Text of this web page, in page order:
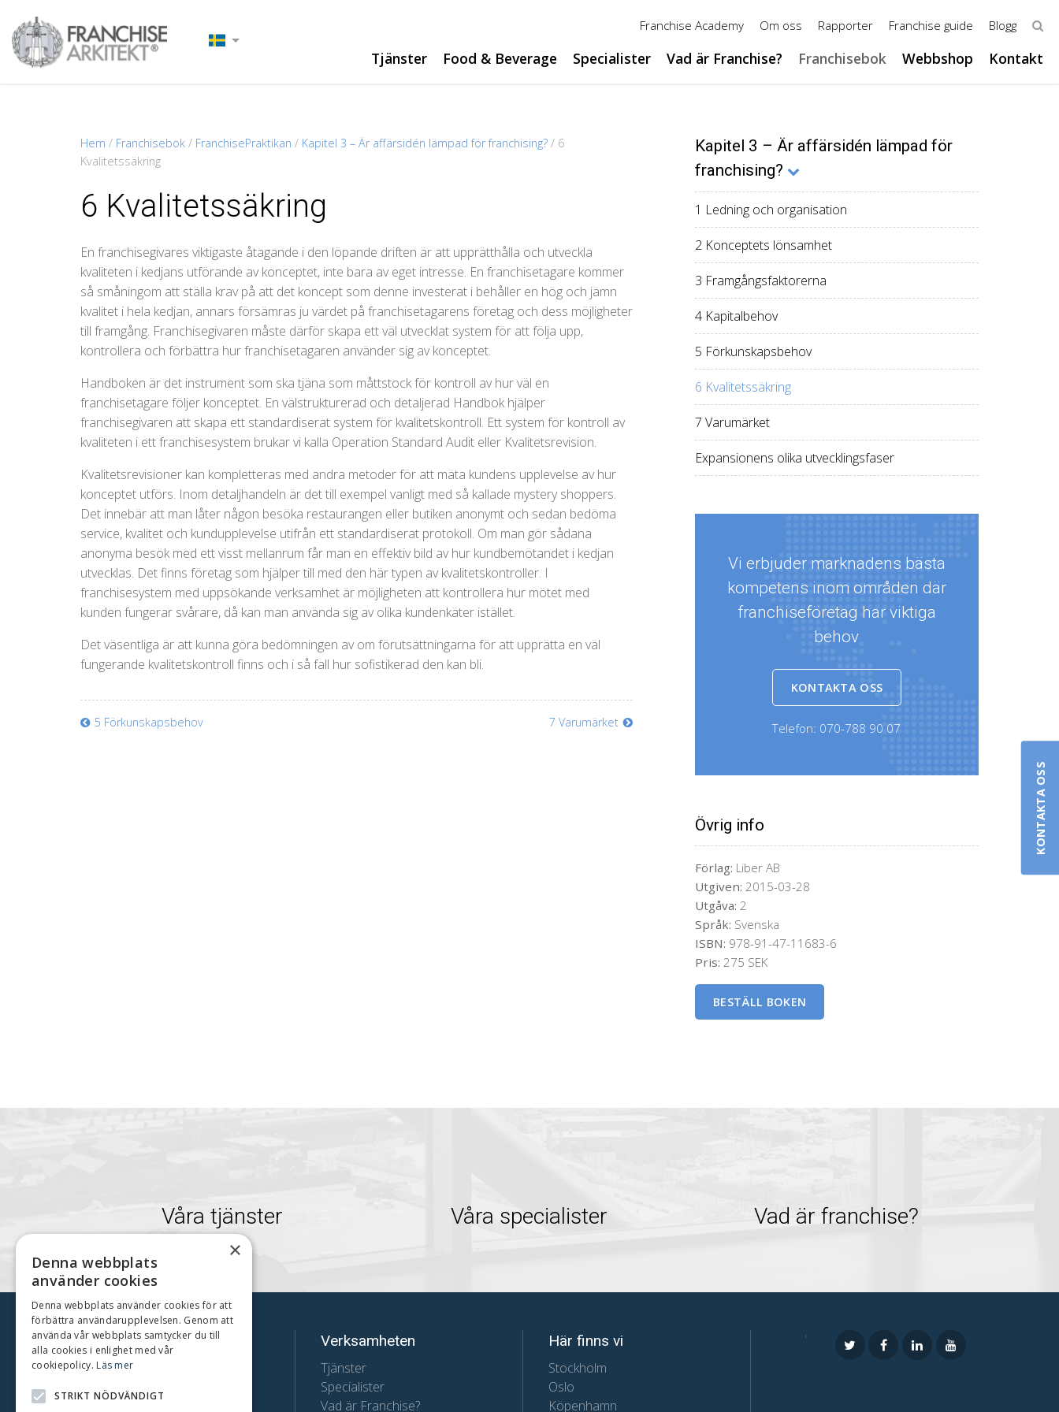
Franchise Academy Om oss Rapporter Franchise guide Blogg
Tjänster Food & Beverage Specialister Vad är Franchise? Franchisebok Webbshop Kontakt
Hem / Franchisebok / FranchisePraktikan / Kapitel 3 – Är affärsidén lämpad för franchising? / 6
Kvalitetssäkring
6 Kvalitetssäkring
En franchisegivares viktigaste åtagande i den löpande driften är att upprätthålla och utveckla
kvaliteten i kedjans utförande av konceptet, inte bara av eget intresse. En franchisetagare kommer
så småningom att ställa krav på att det koncept som denne investerat i behåller en hög och jämn
kvalitet i hela kedjan, annars försämras ju värdet på franchisetagarens företag och dess möjligheter
till framgång. Franchisegivaren måste därför skapa ett väl utvecklat system för att följa upp,
kontrollera och förbättra hur franchisetagaren använder sig av konceptet.
Handboken är det instrument som ska tjäna som måttstock för kontroll av hur väl en
franchisetagare följer konceptet. En välstrukturerad och detaljerad Handbok hjälper
franchisegivaren att skapa ett standardiserat system för kvalitetskontroll. Ett system för kontroll av
kvaliteten i ett franchisesystem brukar vi kalla Operation Standard Audit eller Kvalitetsrevision.
Kvalitetsrevisioner kan kompletteras med andra metoder för att mäta kundens upplevelse av hur
konceptet utförs. Inom detaljhandeln är det till exempel vanligt med så kallade mystery shoppers.
Det innebär att man låter någon besöka restaurangen eller butiken anonymt och sedan bedöma
service, kvalitet och kundupplevelse utifrån ett standardiserat protokoll. Om man gör sådana
anonyma besök med ett visst mellanrum får man en effektiv bild av hur kundbemötandet i kedjan
utvecklas. Det finns företag som hjälper till med den här typen av kvalitetskontroller. I
franchisesystem med uppsökande verksamhet är möjligheten att kontrollera hur mötet med
kunden fungerar svårare, då kan man använda sig av olika kundenkäter istället.
Det väsentliga är att kunna göra bedömningen av om förutsättningarna för att upprätta en väl
fungerande kvalitetskontroll finns och i så fall hur sofistikerad den kan bli.
5 Förkunskapsbehov 7 Varumärket
Kapitel 3 – Är affärsidén lämpad för
franchising?
1 Ledning och organisation
2 Konceptets lönsamhet
3 Framgångsfaktorerna
4 Kapitalbehov
5 Förkunskapsbehov
6 Kvalitetssäkring
7 Varumärket
Expansionens olika utvecklingsfaser
Vi erbjuder marknadens bästa
kompetens inom områden där
franchiseföretag har viktiga
behov
KONTAKTA OSS
Telefon: 070-788 90 07
Övrig info
Förlag: Liber AB
Utgiven: 2015-03-28
Utgåva: 2
Språk: Svenska
ISBN: 978-91-47-11683-6
Pris: 275 SEK
BESTÄLL BOKEN
Våra tjänster Våra specialister Vad är franchise?
FranchiseArkitekt
Telefon:
0707-88 90 07
Verksamheten
Tjänster
Specialister
Vad är Franchise?
Här finns vi
Stockholm
Oslo
Köpenhamn
'
KONTAKTA OSS
×
Denna webbplats
använder cookies
Denna webbplats använder cookies för att
förbättra användarupplevelsen. Genom att
använda vår webbplats samtycker du till
alla cookies i enlighet med vår
cookiepolicy. Läs mer
STRIKT NÖDVÄNDIGT